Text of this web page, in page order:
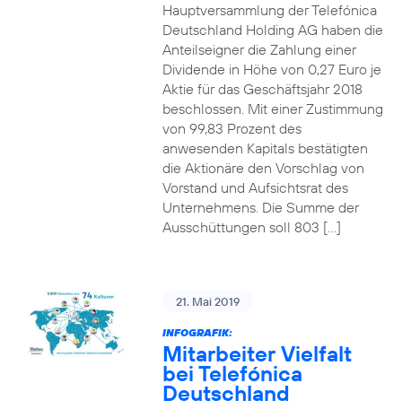
Hauptversammlung der Telefónica
Deutschland Holding AG haben die
Anteilseigner die Zahlung einer
Dividende in Höhe von 0,27 Euro je
Aktie für das Geschäftsjahr 2018
beschlossen. Mit einer Zustimmung
von 99,83 Prozent des
anwesenden Kapitals bestätigten
die Aktionäre den Vorschlag von
Vorstand und Aufsichtsrat des
Unternehmens. Die Summe der
Ausschüttungen soll 803 […]
21. Mai 2019
INFOGRAFIK:
Mitarbeiter Vielfalt
bei Telefónica
Deutschland